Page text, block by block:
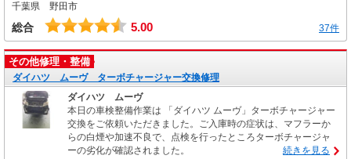
千葉県 野田市
総合 5.00 37件
その他修理・整備
ダイハツ ムーヴ ターボチャージャー交換修理
ダイハツ ムーヴ
本日の車検整備作業は 「ダイハツ ムーヴ」ターボチャージャー
交換をご依頼いただきました。ご入庫時の症状は、マフラーか
らの白煙や加速不良で、点検を行ったところターボチャージャ
ーの劣化が確認されました。
続きを見る